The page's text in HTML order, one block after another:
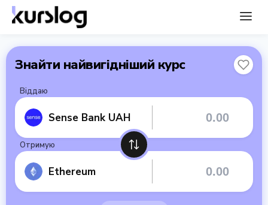
Знайти найвигідніший курс
Віддаю
Sense Bank UAH
Отримую
Ethereum